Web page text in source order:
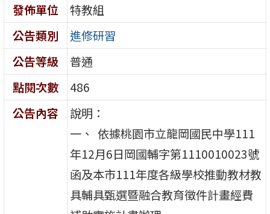
發佈單位
特教組
公告類別
進修研習
公告等級
普通
點閱次數
486
公告內容
說明：
一、 依據桃園市立龍岡國民中學111
年12月6日岡國輔字第1110010023號
函及本市111年度各級學校推動教材教
具輔具甄選暨融合教育徵件計畫經費